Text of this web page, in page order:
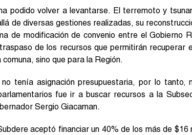
podido volver a levantarse. El terremoto y
de diversas gestiones realizadas, su
de modificación de convenio entre el Gobierno
de los recursos que permitirán recuperar
sino que para la Región.
tenía asignación presupuestaria, por lo tanto,
fue ir a buscar recursos a la
Sergio Giacaman.
aceptó financiar un 40% de los más de $16